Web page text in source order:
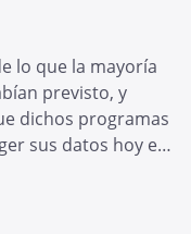
lo que la mayoría
previsto, y
dichos programas
sus datos hoy en
personas. En
ha adoptado